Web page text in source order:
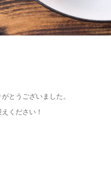
とうございました。
ください！